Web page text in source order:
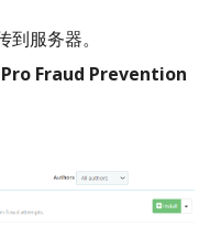
服务器。
Fraud Prevention